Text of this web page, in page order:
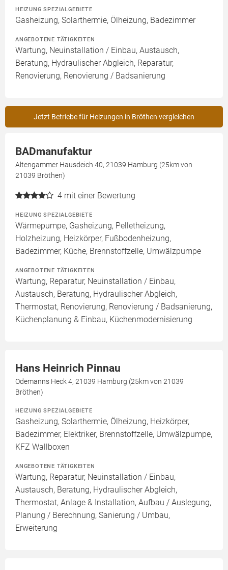
HEIZUNG SPEZIALGEBIETE
Gasheizung, Solarthermie, Ölheizung, Badezimmer
ANGEBOTENE TÄTIGKEITEN
Wartung, Neuinstallation / Einbau, Austausch,
Beratung, Hydraulischer Abgleich, Reparatur,
Renovierung, Renovierung / Badsanierung
Jetzt Betriebe für Heizungen in Bröthen vergleichen
BADmanufaktur
Altengammer Hausdeich 40, 21039 Hamburg (25km von
21039 Bröthen)
4 mit einer Bewertung
HEIZUNG SPEZIALGEBIETE
Wärmepumpe, Gasheizung, Pelletheizung,
Holzheizung, Heizkörper, Fußbodenheizung,
Badezimmer, Küche, Brennstoffzelle, Umwälzpumpe
ANGEBOTENE TÄTIGKEITEN
Wartung, Reparatur, Neuinstallation / Einbau,
Austausch, Beratung, Hydraulischer Abgleich,
Thermostat, Renovierung, Renovierung / Badsanierung,
Küchenplanung & Einbau, Küchenmodernisierung
Hans Heinrich Pinnau
Odemanns Heck 4, 21039 Hamburg (25km von 21039
Bröthen)
HEIZUNG SPEZIALGEBIETE
Gasheizung, Solarthermie, Ölheizung, Heizkörper,
Badezimmer, Elektriker, Brennstoffzelle, Umwälzpumpe,
KFZ Wallboxen
ANGEBOTENE TÄTIGKEITEN
Wartung, Reparatur, Neuinstallation / Einbau,
Austausch, Beratung, Hydraulischer Abgleich,
Thermostat, Anlage & Installation, Aufbau / Auslegung,
Planung / Berechnung, Sanierung / Umbau,
Erweiterung